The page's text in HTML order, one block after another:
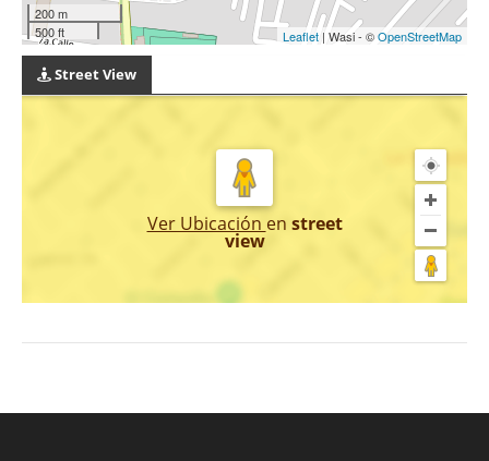
200 m
500 ft
Leaflet | Wasi - ©OpenStreetMap
Street View
Ver Ubicación en street
view